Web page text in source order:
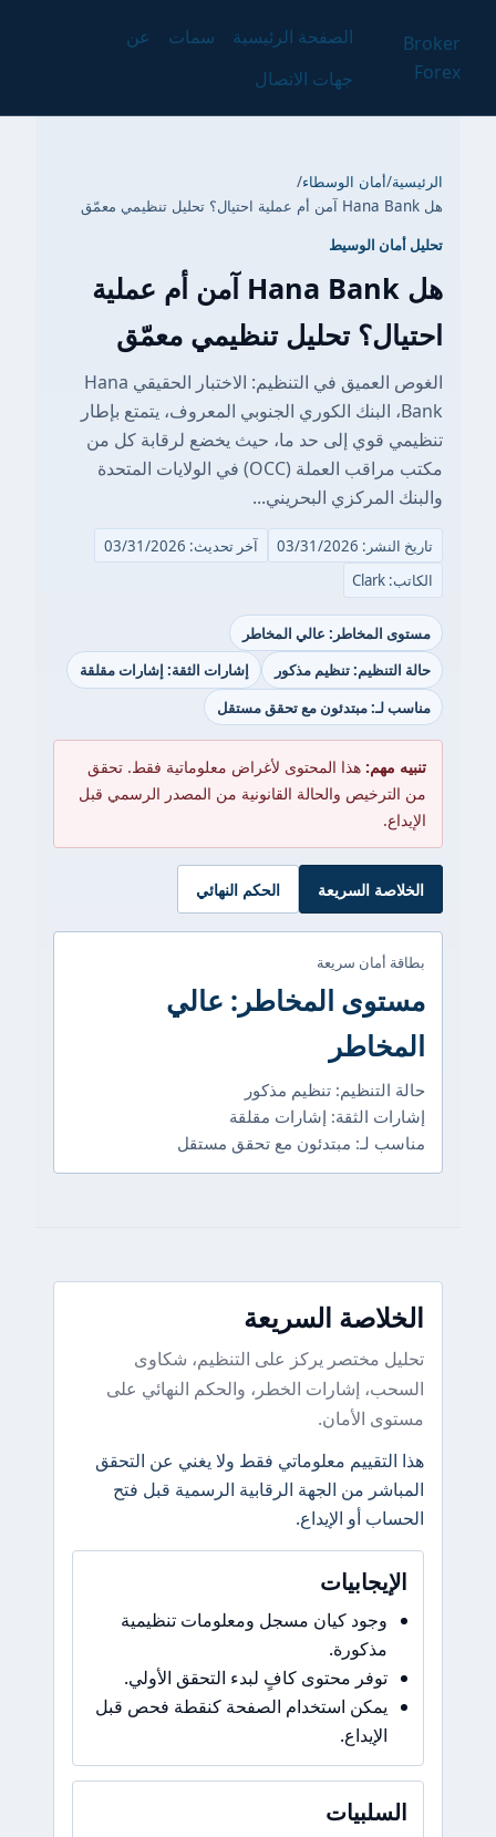
Broker
Forex
الصفحة الرئيسية سمات
عن
جهات الاتصال
الرئيسية/أمان الوسطاء/
هل Hana Bank آمن أم عملية احتيال؟ تحليل تنظيمي معمّق
تحليل أمان الوسيط
هل Hana Bank آمن أم عملية
احتيال؟ تحليل تنظيمي معمّق
الغوص العميق في التنظيم: الاختبار الحقيقي Hana
Bank، البنك الكوري الجنوبي المعروف، يتمتع بإطار
تنظيمي قوي إلى حد ما، حيث يخضع لرقابة كل من
مكتب مراقب العملة (OCC) في الولايات المتحدة
والبنك المركزي البحريني...
تاريخ النشر: 03/31/2026
آخر تحديث: 03/31/2026
الكاتب: Clark
مستوى المخاطر: عالي المخاطر
حالة التنظيم: تنظيم مذكور
إشارات الثقة: إشارات مقلقة
مناسب لـ: مبتدئون مع تحقق مستقل
تنبيه مهم: هذا المحتوى لأغراض معلوماتية فقط. تحقق
من الترخيص والحالة القانونية من المصدر الرسمي قبل
الإيداع.
الخلاصة السريعة الحكم النهائي
بطاقة أمان سريعة
مستوى المخاطر: عالي
المخاطر
حالة التنظيم: تنظيم مذكور
إشارات الثقة: إشارات مقلقة
مناسب لـ: مبتدئون مع تحقق مستقل
الخلاصة السريعة
تحليل مختصر يركز على التنظيم، شكاوى
السحب، إشارات الخطر، والحكم النهائي على
مستوى الأمان.
هذا التقييم معلوماتي فقط ولا يغني عن التحقق
المباشر من الجهة الرقابية الرسمية قبل فتح
الحساب أو الإيداع.
الإيجابيات
وجود كيان مسجل ومعلومات تنظيمية
مذكورة.
توفر محتوى كافٍ لبدء التحقق الأولي.
يمكن استخدام الصفحة كنقطة فحص قبل
الإيداع.
السلبيات